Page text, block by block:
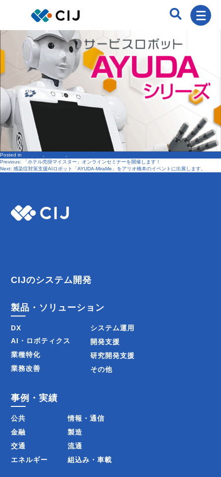
Posted in
Previous:
「ホテル売掛マイスター」オンラインセミナーを開催します！
Next: 感染症対策支援AIロボット「AYUDA-MiraMe」をアリオ橋本のイベントに出展します。
CIJのシステム開発
製品・ソリューション
DX
AI・ロボティクス
業種特化
業務改善
システム運用
開発支援
研究開発支援
その他
事例・実績
公共
金融
交通
エネルギー
情報・通信
製造
流通
組込み・車載